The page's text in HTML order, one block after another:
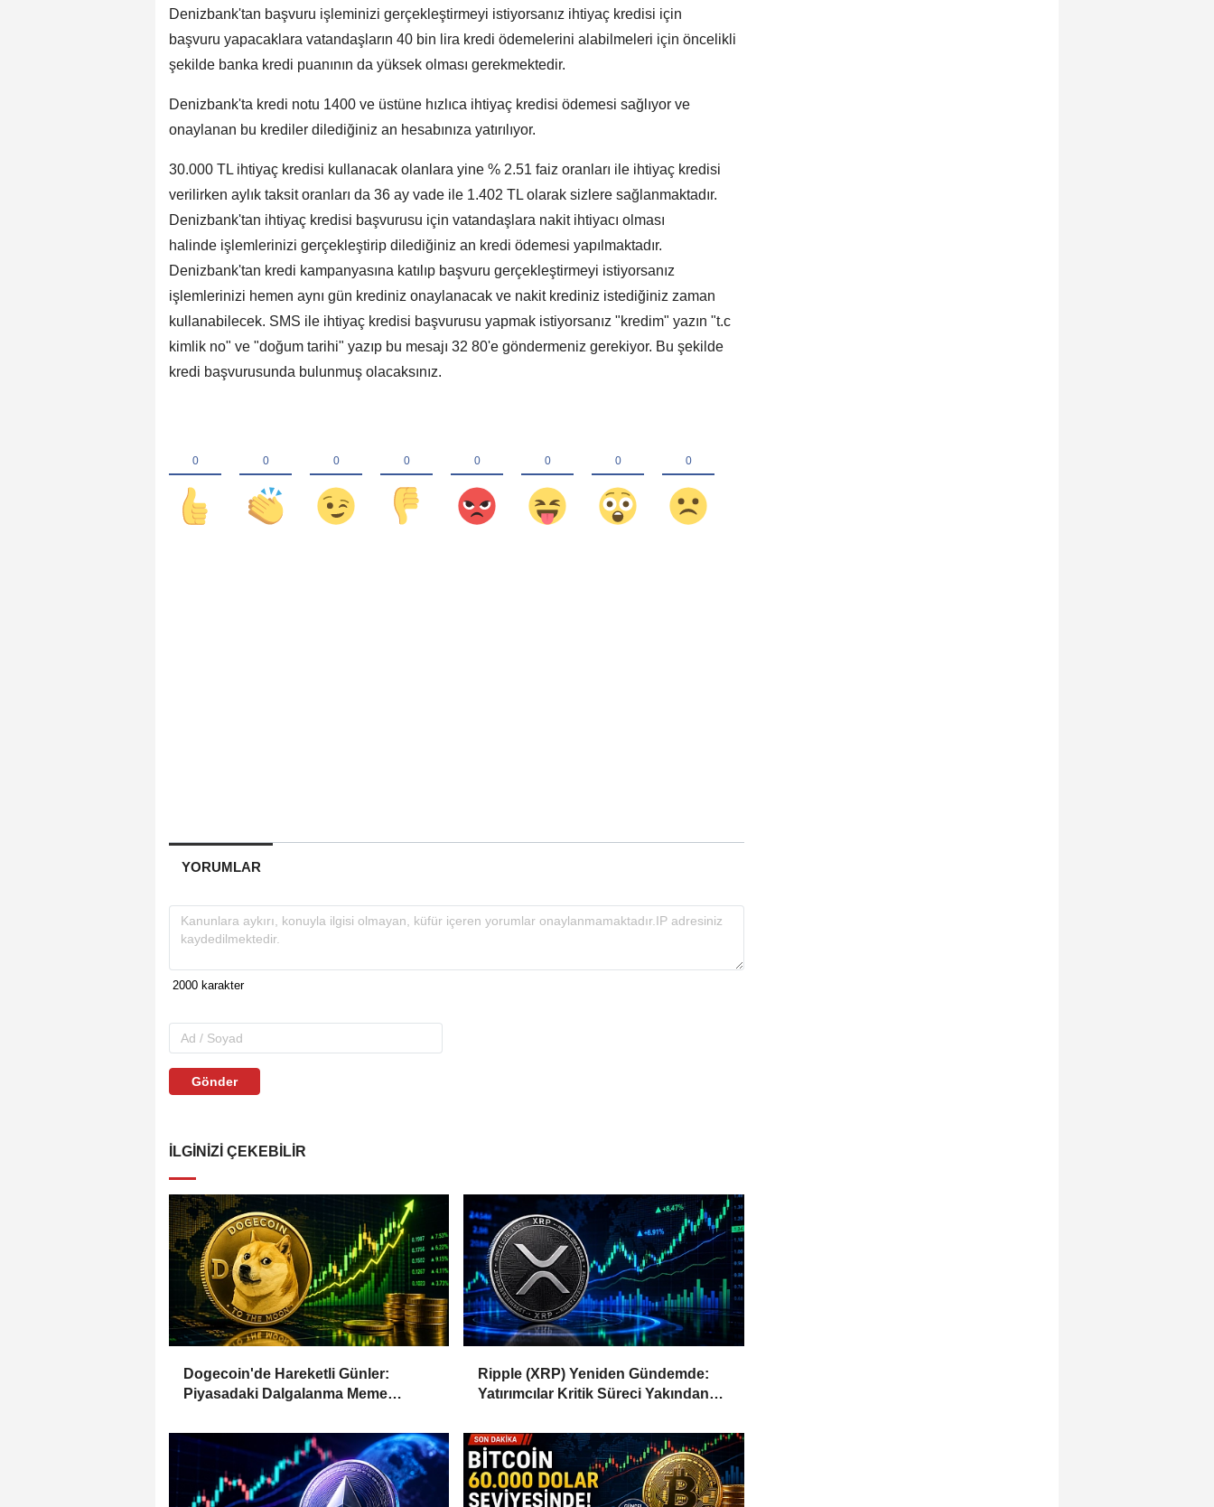
Denizbank'tan başvuru işleminizi gerçekleştirmeyi istiyorsanız ihtiyaç kredisi için
başvuru yapacaklara vatandaşların 40 bin lira kredi ödemelerini alabilmeleri için öncelikli
şekilde banka kredi puanının da yüksek olması gerekmektedir.
Denizbank'ta kredi notu 1400 ve üstüne hızlıca ihtiyaç kredisi ödemesi sağlıyor ve
onaylanan bu krediler dilediğiniz an hesabınıza yatırılıyor.
30.000 TL ihtiyaç kredisi kullanacak olanlara yine % 2.51 faiz oranları ile ihtiyaç kredisi
verilirken aylık taksit oranları da 36 ay vade ile 1.402 TL olarak sizlere sağlanmaktadır.
Denizbank'tan ihtiyaç kredisi başvurusu için vatandaşlara nakit ihtiyacı olması
halinde işlemlerinizi gerçekleştirip dilediğiniz an kredi ödemesi yapılmaktadır.
Denizbank'tan kredi kampanyasına katılıp başvuru gerçekleştirmeyi istiyorsanız
işlemlerinizi hemen aynı gün krediniz onaylanacak ve nakit krediniz istediğiniz zaman
kullanabilecek. SMS ile ihtiyaç kredisi başvurusu yapmak istiyorsanız "kredim" yazın "t.c
kimlik no" ve "doğum tarihi" yazıp bu mesajı 32 80'e göndermeniz gerekiyor. Bu şekilde
kredi başvurusunda bulunmuş olacaksınız.
YORUMLAR
Gönder
İLGINIZI ÇEKEBILIR
Dogecoin'de Hareketli Günler:
Piyasadaki Dalgalanma Meme
Ripple (XRP) Yeniden Gündemde:
Yatırımcılar Kritik Süreci Yakından